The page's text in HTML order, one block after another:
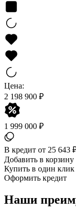
Цена:
2 198 900 ₽
1 999 000 ₽
В кредит от 25 643
Добавить в корзину
Купить в один клик
Оформить кредит
Наши